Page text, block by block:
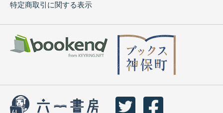
特定商取引に関する表示